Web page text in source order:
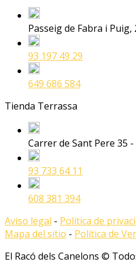
Passeig de Fabra i
93 197 49 29
649 686 584
Tienda Terrassa
Carrer de Sant Pere 35
93 733 64 11
608 381 394
Aviso legal - Política de
Mapa del sitio - Política de
El Racó dels Canelons ©